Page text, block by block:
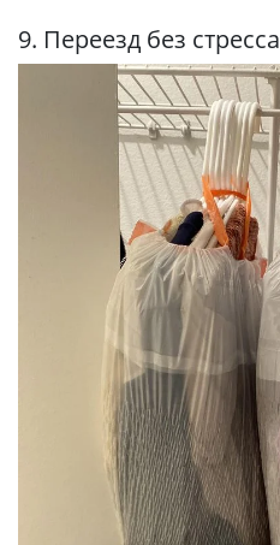
9. Переезд без стресса